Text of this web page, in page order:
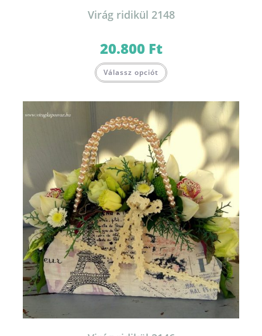
Virág ridikül 2148
20.800 Ft
Válassz opciót